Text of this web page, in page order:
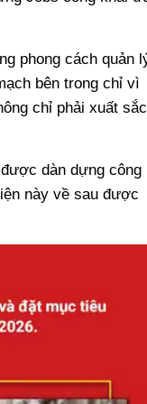
phong cách quản
bên trong chỉ vì
chỉ phải xuất sắc
dàn dựng công
này về sau được